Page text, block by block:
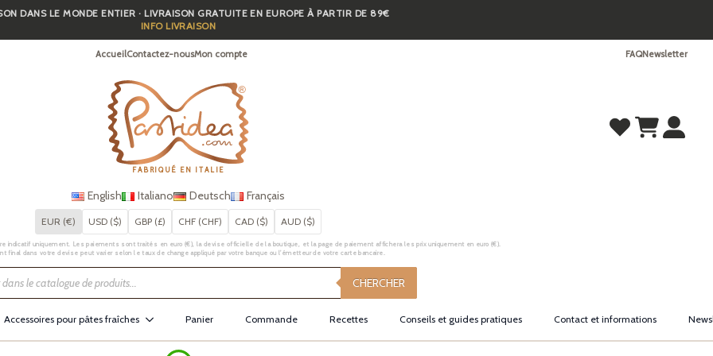
DANS LE MONDE ENTIER · LIVRAISON GRATUITE EN EUROPE À PARTIR DE 89€
INFO LIVRAISON
AccueilContactez-nousMon compte FAQNewsletter
FABRIQUÉ EN ITALIE
English Italiano Deutsch Français
EUR (€) USD ($) GBP (£) CHF (CHF) CAD ($) AUD ($)
indicatif uniquement. Les paiements sont traités en euro (€), la devise officielle de la boutique, et la page de paiement affichera les prix uniquement en euro (€).
final dans votre devise peut varier selon le taux de change appliqué par votre banque ou l’émetteur de votre carte bancaire.
CHERCHER
Accessoires pour pâtes fraîches Panier Commande Recettes Conseils et guides pratiques Contact et informations